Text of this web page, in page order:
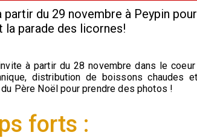
partir du 29 novembre à Peypin
parade des licornes!
à partir du 28 novembre dans le
distribution de boissons chaudes
Père Noël pour prendre des photos !
forts :